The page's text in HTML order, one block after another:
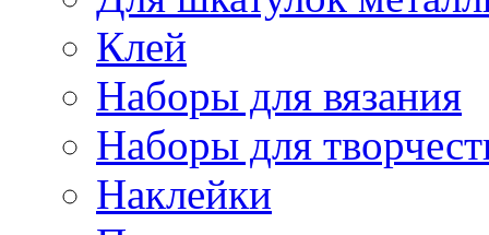
Клей
Наборы для вязания
Наборы для
Наклейки